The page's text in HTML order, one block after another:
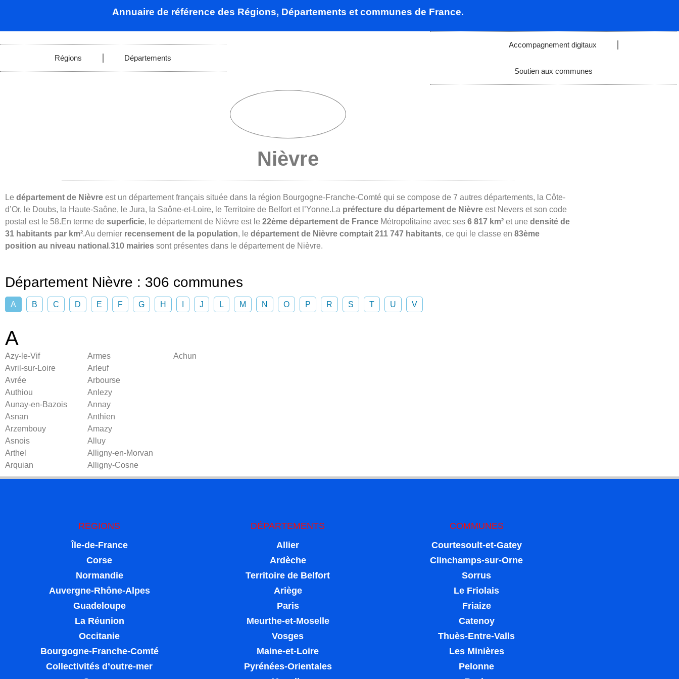
Annuaire de référence des Régions, Départements et communes de France.
Régions Départements
Accompagnement digitaux
Soutien aux communes
Nièvre
Le département de Nièvre est un département français située dans la région Bourgogne-Franche-Comté qui se compose de 7 autres départements, la Côte-
d’Or, le Doubs, la Haute-Saône, le Jura, la Saône-et-Loire, le Territoire de Belfort et l’Yonne.La préfecture du département de Nièvre est Nevers et son code
postal est le 58.En terme de superficie, le département de Nièvre est le 22ème département de France Métropolitaine avec ses 6 817 km² et une densité de
31 habitants par km².Au dernier recensement de la population, le département de Nièvre comptait 211 747 habitants, ce qui le classe en 83ème
position au niveau national .310 mairies sont présentes dans le département de Nièvre.
Département Nièvre : 306 communes
A B C D E F G H J L M N O P R S T U V
A
Azy-le-Vif
Avril-sur-Loire
Avrée
Authiou
Aunay-en-Bazois
Asnan
Arzembouy
Asnois
Arthel
Arquian
Armes
Arleuf
Arbourse
Anlezy
Annay
Anthien
Amazy
Alluy
Alligny-en-Morvan
Alligny-Cosne
Achun
REGIONS
Île-de-France
Corse
Normandie
Auvergne-Rhône-Alpes
Guadeloupe
La Réunion
Occitanie
Bourgogne-Franche-Comté
Collectivités d’outre-mer
DÉPARTEMENTS
Allier
Ardèche
Territoire de Belfort
Ariège
Paris
Meurthe-et-Moselle
Vosges
Maine-et-Loire
Pyrénées-Orientales
COMMUNES
Courtesoult-et-Gatey
Clinchamps-sur-Orne
Sorrus
Le Friolais
Friaize
Catenoy
Thuès-Entre-Valls
Les Minières
Pelonne